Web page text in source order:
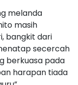
melanda
masih
bangkit dari
secercah
berkuasa pada
harapan tiada